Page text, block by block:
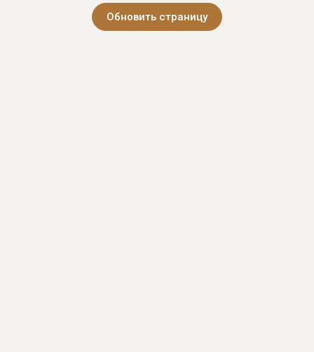
Обновить страницу